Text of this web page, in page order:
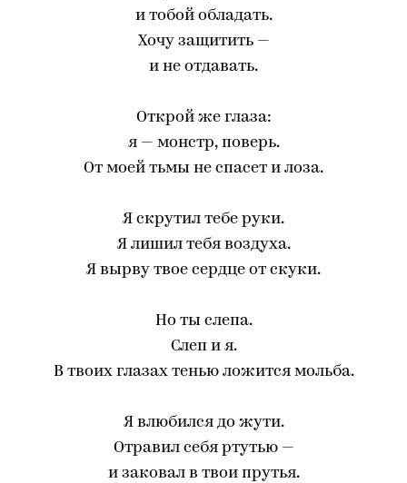
и тобой обладать.
Хочу защитить —
и не отдавать.
Открой же глаза:
я — монстр, поверь.
От моей тьмы не спасет и лоза.
Я скрутил тебе руки.
Я лишил тебя воздуха.
Я вырву твое сердце от скуки.
Но ты слепа.
Слеп и я.
В твоих глазах тенью ложится мольба.
Я влюбился до жути.
Отравил себя ртутью —
и заковал в твои прутья.